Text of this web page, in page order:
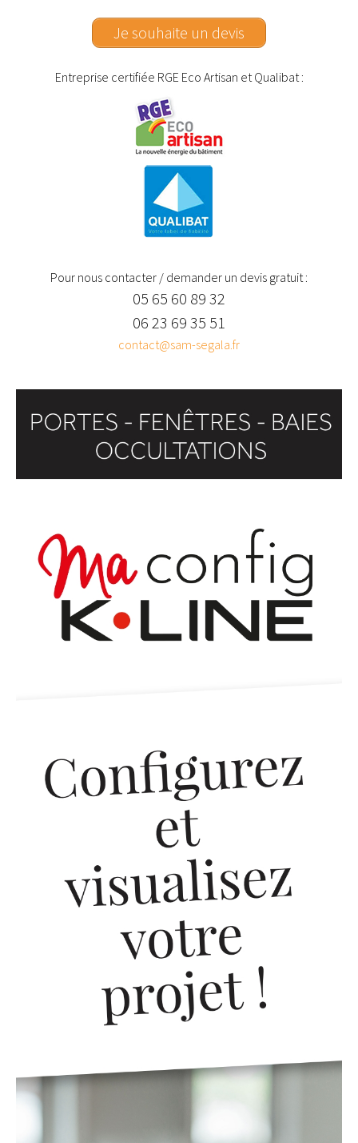
Je souhaite un devis
Entreprise certifiée RGE Eco Artisan et Qualibat :
Pour nous contacter / demander un devis gratuit :
05 65 60 89 32
06 23 69 35 51
contact@sam-segala.fr